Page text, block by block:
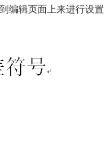
编辑页面上来进行设置